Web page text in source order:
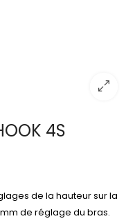
4S
de la hauteur sur la
de réglage du bras.